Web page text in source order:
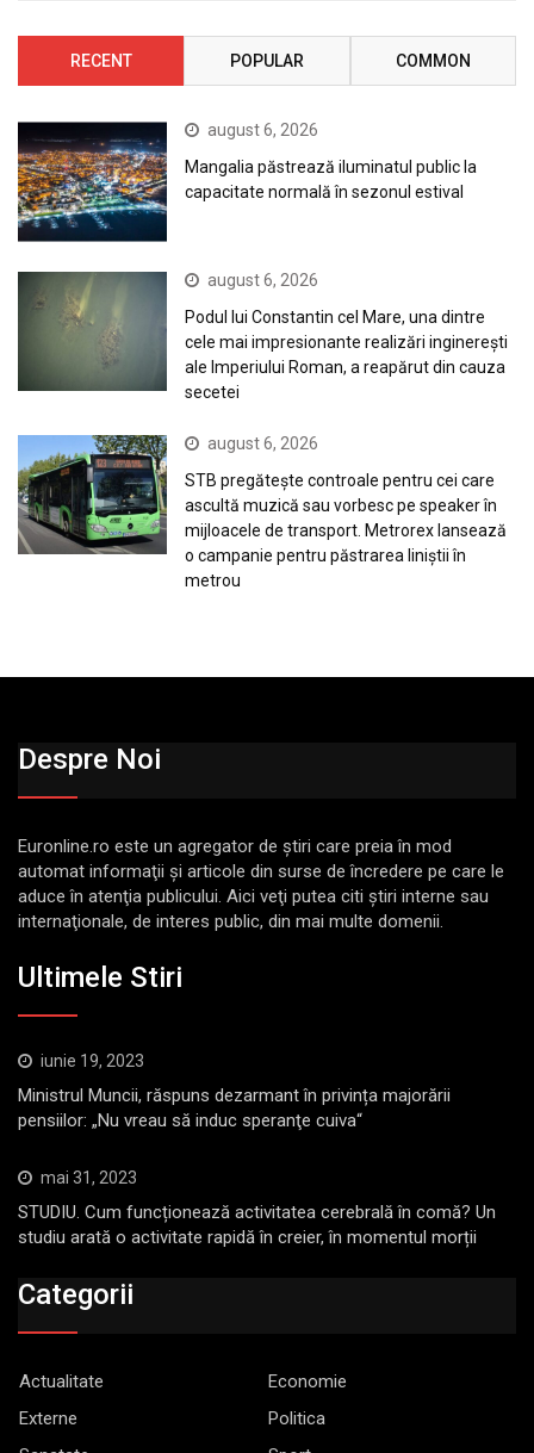
RECENT POPULAR COMMON
august 6, 2026
Mangalia păstrează iluminatul public la
capacitate normală în sezonul estival
august 6, 2026
Podul lui Constantin cel Mare, una dintre
cele mai impresionante realizări inginerești
ale Imperiului Roman, a reapărut din cauza
secetei
august 6, 2026
STB pregătește controale pentru cei care
ascultă muzică sau vorbesc pe speaker în
mijloacele de transport. Metrorex lansează
o campanie pentru păstrarea liniștii în
metrou
Despre Noi
Euronline.ro este un agregator de ştiri care preia în mod
automat informaţii şi articole din surse de încredere pe care le
aduce în atenţia publicului. Aici veţi putea citi ştiri interne sau
internaţionale, de interes public, din mai multe domenii.
Ultimele Stiri
iunie 19, 2023
Ministrul Muncii, răspuns dezarmant în privința majorării
pensiilor: „Nu vreau să induc speranţe cuiva“
mai 31, 2023
STUDIU. Cum funcționează activitatea cerebrală în comă? Un
studiu arată o activitate rapidă în creier, în momentul morții
Categorii
Actualitate
Economie
Externe
Politica